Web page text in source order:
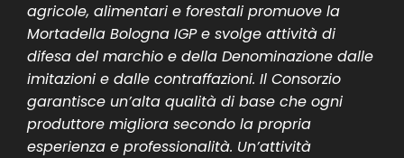
agricole, alimentari e forestali promuove la
Mortadella Bologna IGP e svolge attività di
difesa del marchio e della Denominazione dalle
imitazioni e dalle contraffazioni. Il Consorzio
garantisce un’alta qualità di base che ogni
produttore migliora secondo la propria
esperienza e professionalità. Un’attività